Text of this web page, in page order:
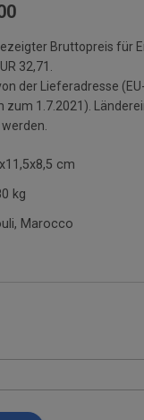
Bruttopreis für
32,71.
der Lieferadresse (EU-
1.7.2021).
cm
kg
Marocco